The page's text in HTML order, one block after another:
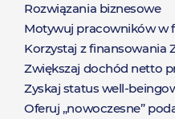
Rozwiązania biznesowe
Motywuj pracowników w
Korzystaj z finansowania
Zwiększaj dochód netto
Zyskaj status well-
Oferuj „nowoczesne”